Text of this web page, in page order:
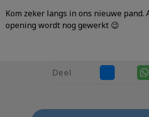
Kom zeker langs in ons nieuwe pand.
opening wordt nog gewerkt 😉
Deel